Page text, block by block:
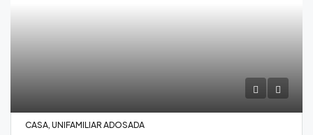
CASA, UNIFAMILIAR ADOSADA